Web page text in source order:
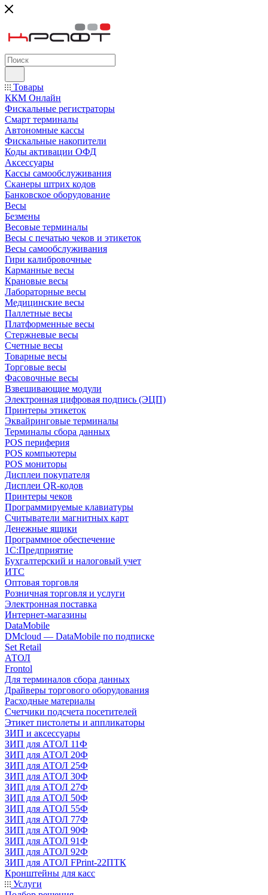
Товары
ККМ Онлайн
Фискальные регистраторы
Смарт терминалы
Автономные кассы
Фискальные накопители
Коды активации ОФД
Аксессуары
Кассы самообслуживания
Сканеры штрих кодов
Банковское оборудование
Весы
Безмены
Весовые терминалы
Весы с печатью чеков и этикеток
Весы самообслуживания
Гири калибровочные
Карманные весы
Крановые весы
Лабораторные весы
Медицинские весы
Паллетные весы
Платформенные весы
Стержневые весы
Счетные весы
Товарные весы
Торговые весы
Фасовочные весы
Взвешивающие модули
Электронная цифровая подпись (ЭЦП)
Принтеры этикеток
Эквайринговые терминалы
Терминалы сбора данных
POS периферия
POS компьютеры
POS мониторы
Дисплеи покупателя
Дисплеи QR-кодов
Принтеры чеков
Программируемые клавиатуры
Считыватели магнитных карт
Денежные ящики
Программное обеспечение
1С:Предприятие
Бухгалтерский и налоговый учет
ИТС
Оптовая торговля
Розничная торговля и услуги
Электронная поставка
Интернет-магазины
DataMobile
DMcloud — DataMobile по подписке
Set Retail
АТОЛ
Frontol
Для терминалов сбора данных
Драйверы торгового оборудования
Расходные материалы
Счетчики подсчета посетителей
Этикет пистолеты и аппликаторы
ЗИП и аксессуары
ЗИП для АТОЛ 11Ф
ЗИП для АТОЛ 20Ф
ЗИП для АТОЛ 25Ф
ЗИП для АТОЛ 30Ф
ЗИП для АТОЛ 27Ф
ЗИП для АТОЛ 50Ф
ЗИП для АТОЛ 55Ф
ЗИП для АТОЛ 77Ф
ЗИП для АТОЛ 90Ф
ЗИП для АТОЛ 91Ф
ЗИП для АТОЛ 92Ф
ЗИП для АТОЛ FPrint-22ПТК
Кронштейны для касс
Услуги